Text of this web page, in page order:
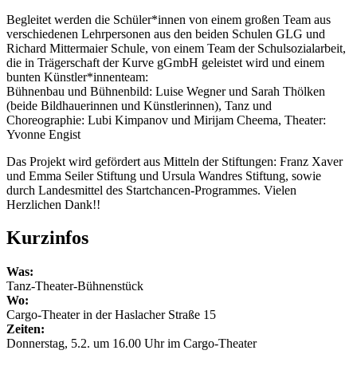
Begleitet werden die Schüler*innen von einem großen Team aus
verschiedenen Lehrpersonen aus den beiden Schulen GLG und
Richard Mittermaier Schule, von einem Team der Schulsozialarbeit,
die in Trägerschaft der Kurve gGmbH geleistet wird und einem
bunten Künstler*innenteam:
Bühnenbau und Bühnenbild: Luise Wegner und Sarah Thölken
(beide Bildhauerinnen und Künstlerinnen), Tanz und
Choreographie: Lubi Kimpanov und Mirijam Cheema, Theater:
Yvonne Engist
Das Projekt wird gefördert aus Mitteln der Stiftungen: Franz Xaver
und Emma Seiler Stiftung und Ursula Wandres Stiftung, sowie
durch Landesmittel des Startchancen-Programmes. Vielen
Herzlichen Dank!!
Kurzinfos
Was:
Tanz-Theater-Bühnenstück
Wo:
Cargo-Theater in der Haslacher Straße 15
Zeiten:
Donnerstag, 5.2. um 16.00 Uhr im Cargo-Theater